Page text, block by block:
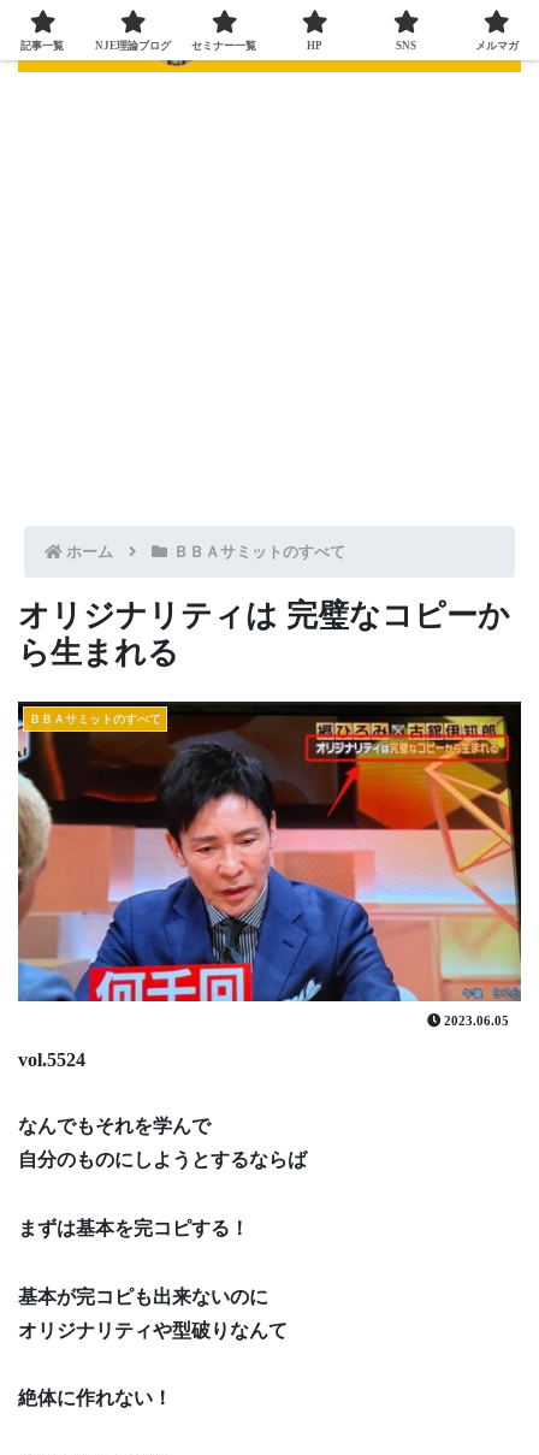
ホーム ＢＢＡサミットのすべて
オリジナリティは 完璧なコピーか
ら生まれる
ＢＢＡサミットのすべて
2023.06.05
vol.5524
なんでもそれを学んで
自分のものにしようとするならば
まずは基本を完コピする！
基本が完コピも出来ないのに
オリジナリティや型破りなんて
絶体に作れない！
記事一覧 NJE理論ブログ セミナー一覧 HP SNS メルマガ